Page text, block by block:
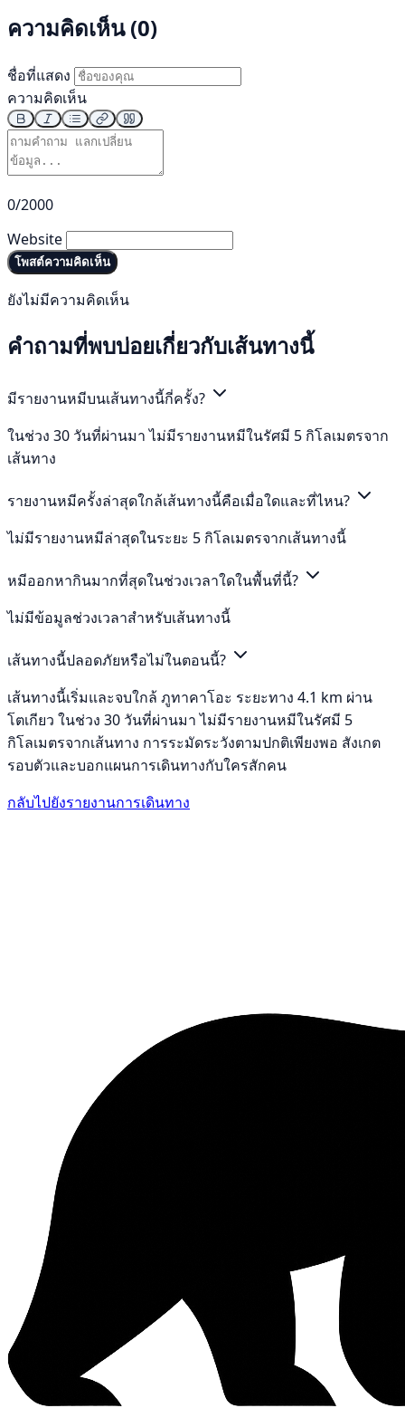
ความคิดเห็น (0)
ชื่อที่แสดง
ความคิดเห็น
0/2000
Website
โพสต์ความคิดเห็น
ยังไม่มีความคิดเห็น
คำถามที่พบบ่อยเกี่ยวกับเส้นทางนี้
มีรายงานหมีบนเส้นทางนี้กี่ครั้ง?
ในช่วง 30 วันที่ผ่านมา ไม่มีรายงานหมีในรัศมี 5 กิโลเมตรจาก
เส้นทาง
รายงานหมีครั้งล่าสุดใกล้เส้นทางนี้คือเมื่อใดและที่ไหน?
ไม่มีรายงานหมีล่าสุดในระยะ 5 กิโลเมตรจากเส้นทางนี้
หมีออกหากินมากที่สุดในช่วงเวลาใดในพื้นที่นี้?
ไม่มีข้อมูลช่วงเวลาสำหรับเส้นทางนี้
เส้นทางนี้ปลอดภัยหรือไม่ในตอนนี้?
เส้นทางนี้เริ่มและจบใกล้ ภูทาคาโอะ ระยะทาง 4.1 km ผ่าน
โตเกียว ในช่วง 30 วันที่ผ่านมา ไม่มีรายงานหมีในรัศมี 5
กิโลเมตรจากเส้นทาง การระมัดระวังตามปกติเพียงพอ สังเกต
รอบตัวและบอกแผนการเดินทางกับใครสักคน
กลับไปยังรายงานการเดินทาง